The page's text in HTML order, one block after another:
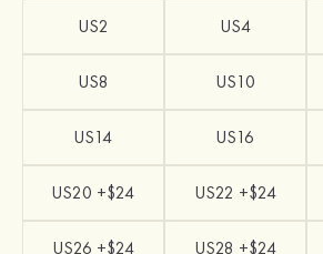
US2 US4
US8 US10
US14 US16
US20 +$24 US22 +$24
US26 +$24 US28 +$24